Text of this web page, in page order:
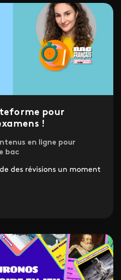
pour
!
en ligne pour
bac
des révisions un moment